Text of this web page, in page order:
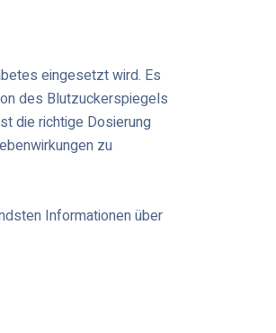
eingesetzt wird. Es
des Blutzuckerspiegels
die richtige Dosierung
zu
Informationen über